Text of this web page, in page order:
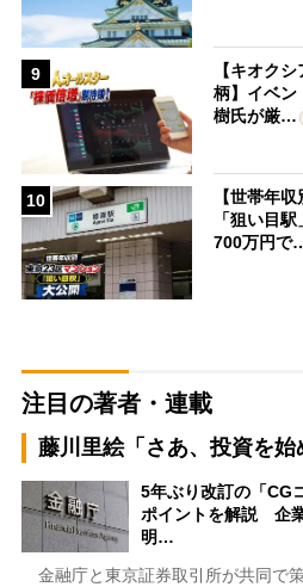
9
【キオク
柄】イベン
樹氏が厳…
10
【世帯年
「狙い目
700万円で
注目の著者・連載
藤川里絵「さあ、投資を始
5年ぶり改訂の「CG
ポイントを解説 企
明…
金融庁と東京証券取引所が共同で